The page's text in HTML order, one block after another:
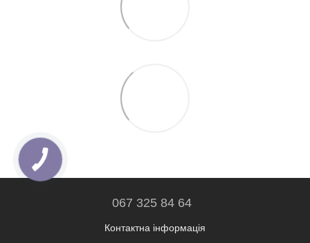
067 325 84 64
Контактна інформація